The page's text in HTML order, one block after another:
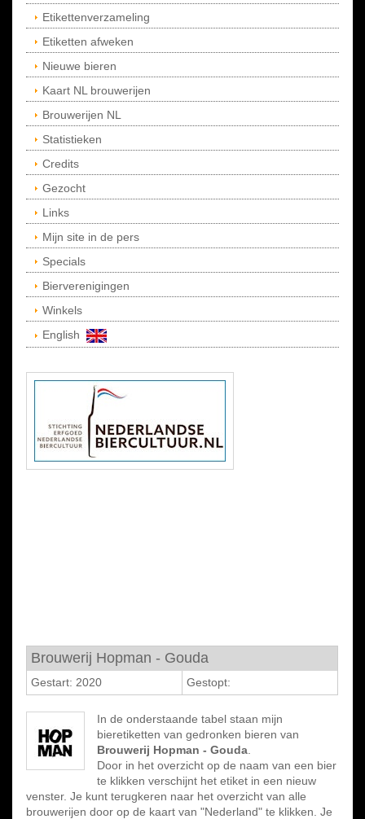
Etikettenverzameling
Etiketten afweken
Nieuwe bieren
Kaart NL brouwerijen
Brouwerijen NL
Statistieken
Credits
Gezocht
Links
Mijn site in de pers
Specials
Bierverenigingen
Winkels
English
Brouwerij Hopman - Gouda
Gestart: 2020 Gestopt:
In de onderstaande tabel staan mijn
bieretiketten van gedronken bieren van
Brouwerij Hopman - Gouda
Door in het overzicht op de naam van een bier
te klikken verschijnt het etiket in een nieuw
venster. Je kunt terugkeren naar het overzicht van alle
brouwerijen door op de kaart van "Nederland" te klikken. Je